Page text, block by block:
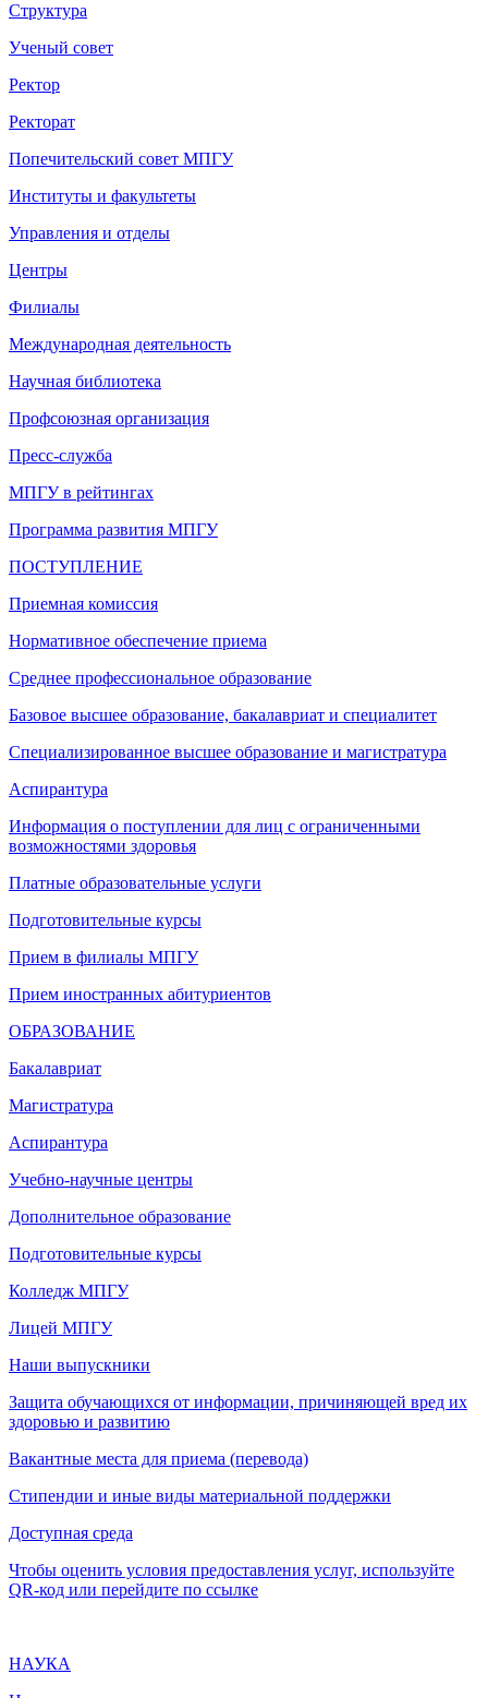
Структура
Ученый совет
Ректор
Ректорат
Попечительский совет МПГУ
Институты и факультеты
Управления и отделы
Центры
Филиалы
Международная деятельность
Научная библиотека
Профсоюзная организация
Пресс-служба
МПГУ в рейтингах
Программа развития МПГУ
ПОСТУПЛЕНИЕ
Приемная комиссия
Нормативное обеспечение приема
Среднее профессиональное образование
Базовое высшее образование, бакалавриат и специалитет
Специализированное высшее образование и магистратура
Аспирантура
Информация о поступлении для лиц с ограниченными
возможностями здоровья
Платные образовательные услуги
Подготовительные курсы
Прием в филиалы МПГУ
Прием иностранных абитуриентов
ОБРАЗОВАНИЕ
Бакалавриат
Магистратура
Аспирантура
Учебно-научные центры
Дополнительное образование
Подготовительные курсы
Колледж МПГУ
Лицей МПГУ
Наши выпускники
Защита обучающихся от информации, причиняющей вред их
здоровью и развитию
Вакантные места для приема (перевода)
Стипендии и иные виды материальной поддержки
Доступная среда
Чтобы оценить условия предоставления услуг, используйте
QR-код или перейдите по ссылке
НАУКА